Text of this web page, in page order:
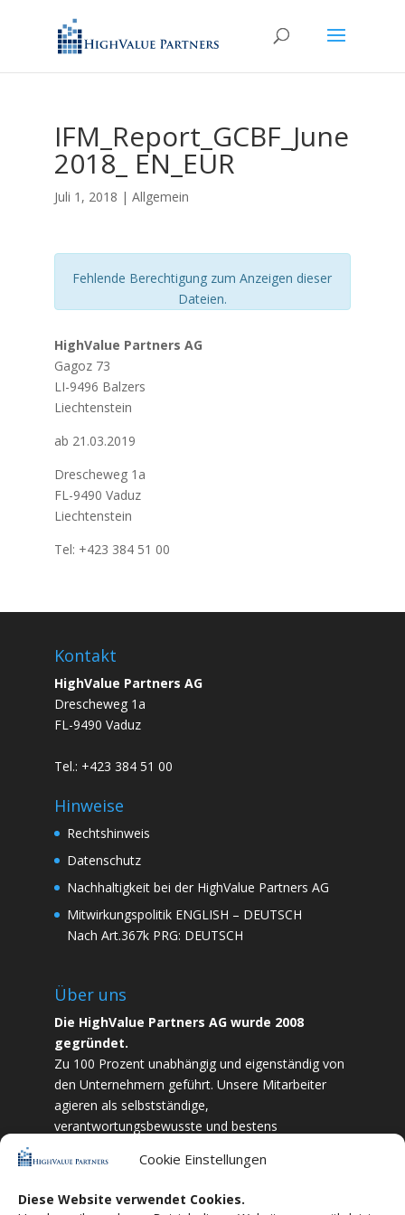
Cookie Einstellungen
Diese Website verwendet Cookies.
IFM_Report_GCBF_June
2018_ EN_EUR
Juli 1, 2018 | Allgemein
Fehlende Berechtigung zum Anzeigen dieser
Dateien.
HighValue Partners AG
Gagoz 73
LI-9496 Balzers
Liechtenstein
ab 21.03.2019
Drescheweg 1a
FL-9490 Vaduz
Liechtenstein
Tel: +423 384 51 00
Kontakt
HighValue Partners AG
Drescheweg 1a
FL-9490 Vaduz
Tel.: +423 384 51 00
Hinweise
Rechtshinweis
Datenschutz
Nachhaltigkeit bei der HighValue Partners AG
Mitwirkungspolitik ENGLISH – DEUTSCH
Nach Art.367k PRG: DEUTSCH
Über uns
Die HighValue Partners AG wurde 2008
gegründet.
Zu 100 Prozent unabhängig und eigenständig von
den Unternehmern geführt. Unsere Mitarbeiter
agieren als selbstständige,
verantwortungsbewusste und bestens
und Zielstrebigkeit sind wir bestrebt das